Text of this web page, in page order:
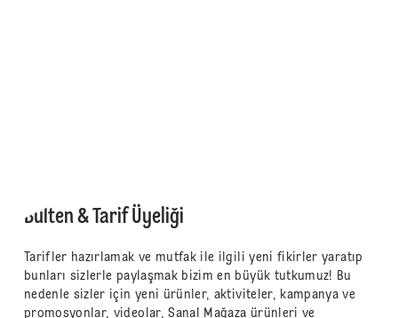
Bülten & Tarif Üyeliği
Tarifler hazırlamak ve mutfak ile ilgili yeni fikirler yaratıp
bunları sizlerle paylaşmak bizim en büyük tutkumuz! Bu
nedenle sizler için yeni ürünler, aktiviteler, kampanya ve
promosyonlar, videolar, Sanal Mağaza ürünleri ve